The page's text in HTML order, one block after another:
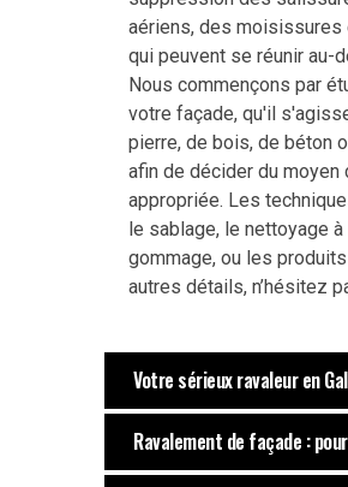
aériens, des
qui peuvent se réunir au-
Nous commençons par
votre façade, qu'il
pierre, de bois, de béton
afin de décider du moyen
appropriée. Les
le sablage, le nettoyage
gommage, ou les
autres détails, n’hésitez
Votre sérieux ravaleur en
Ravalement de façade :